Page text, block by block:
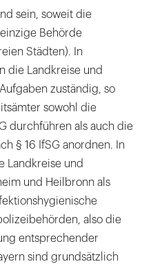
sein, soweit die
Behörde
Städten). In
die Landkreise und
zuständig, so
sowohl die
durchführen als auch die
§ 16 IfSG anordnen. In
Landkreise und
und Heilbronn als
also die
entsprechender
sind grundsätzlich